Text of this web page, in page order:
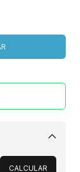
Alterar CEP
CALCULAR